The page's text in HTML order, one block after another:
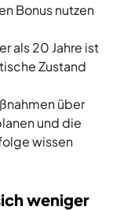
Bonus nutzen
als 20 Jahre ist
Zustand
über
und die
wissen
weniger